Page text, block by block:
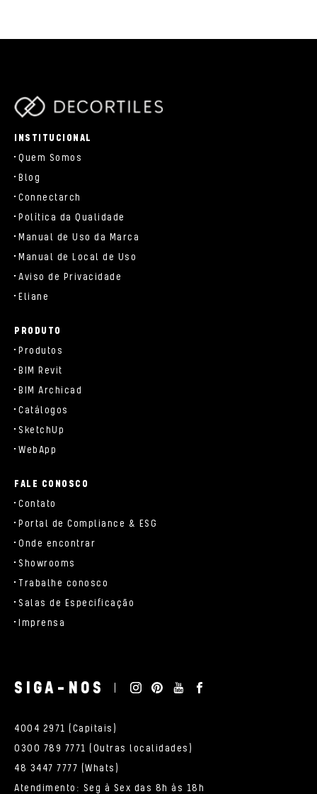
INSTITUCIONAL
Quem Somos
Blog
Connectarch
Política da Qualidade
Manual de Uso da Marca
Manual de Local de Uso
Aviso de Privacidade
Eliane
PRODUTO
Produtos
BIM Revit
BIM Archicad
Catálogos
SketchUp
WebApp
FALE CONOSCO
Contato
Portal de Compliance & ESG
Onde encontrar
Showrooms
Trabalhe conosco
Salas de Especificação
Imprensa
SIGA-NOS
4004 2971 (Capitais)
0300 789 7771 (Outras localidades)
48 3447 7777 (Whats)
Atendimento: Seg à Sex das 8h às 18h